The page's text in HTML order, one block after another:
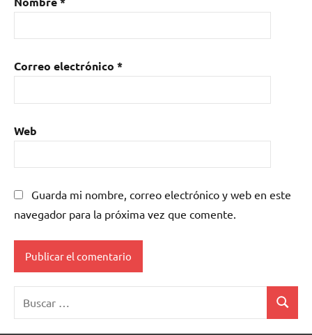
Correo electrónico *
Web
Guarda mi nombre, correo electrónico y web en este
navegador para la próxima vez que comente.
Buscar